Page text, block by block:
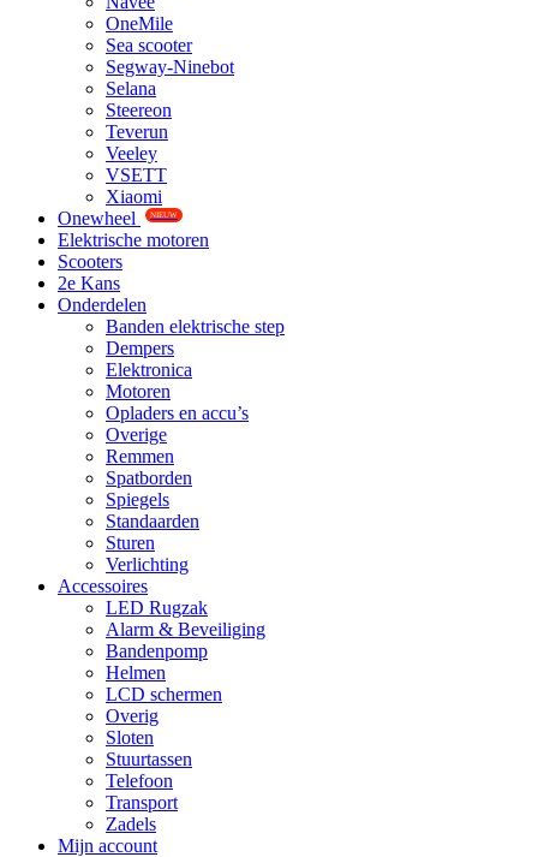
OneMile
Sea scooter
Segway-Ninebot
Selana
Steereon
Teverun
Veeley
VSETT
Xiaomi
Onewheel
NIEUW
Elektrische motoren
Scooters
2e Kans
Onderdelen
Banden elektrische step
Dempers
Elektronica
Motoren
Opladers en accu’s
Overige
Remmen
Spatborden
Spiegels
Standaarden
Sturen
Verlichting
Accessoires
LED Rugzak
Alarm & Beveiliging
Bandenpomp
Helmen
LCD schermen
Overig
Sloten
Stuurtassen
Telefoon
Transport
Zadels
Mijn account